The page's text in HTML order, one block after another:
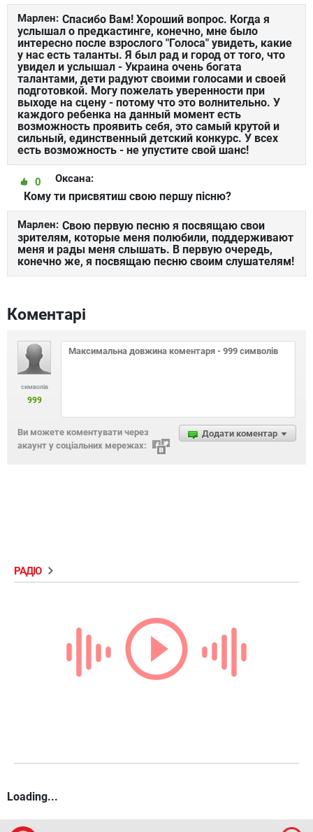
Марлен: Спасибо Вам! Хороший вопрос. Когда я
услышал о предкастинге, конечно, мне было
интересно после взрослого "Голоса" увидеть, какие
у нас есть таланты. Я был рад и город от того, что
увидел и услышал - Украина очень богата
талантами, дети радуют своими голосами и своей
подготовкой. Могу пожелать уверенности при
выходе на сцену - потому что это волнительно. У
каждого ребенка на данный момент есть
возможность проявить себя, это самый крутой и
сильный, единственный детский конкурс. У всех
есть возможность - не упустите свой шанс!
Оксана:
0
Кому ти присвятиш свою першу пісню?
Марлен: Свою первую песню я посвящаю свои
зрителям, которые меня полюбили, поддерживают
меня и рады меня слышать. В первую очередь,
конечно же, я посвящаю песню своим слушателям!
Коментарі
символів
999
Додати коментар
Ви можете коментувати через
акаунт у соціальних мережах:
РАДІО
Loading...